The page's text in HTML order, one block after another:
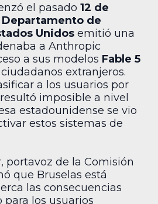
el pasado 12 de
Departamento de
Unidos emitió una
a Anthropic
a sus modelos Fable 5
extranjeros.
a los usuarios por
imposible a nivel
estadounidense se vio
estos sistemas de
portavoz de la Comisión
que Bruselas está
las consecuencias
para los usuarios